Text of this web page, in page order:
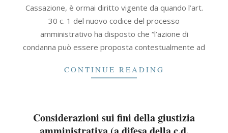
Cassazione, è ormai diritto vigente da quando l’art.
30 c. 1 del nuovo codice del processo
amministrativo ha disposto che “l’azione di
condanna può essere proposta contestualmente ad
CONTINUE READING
Considerazioni sui fini della giustizia